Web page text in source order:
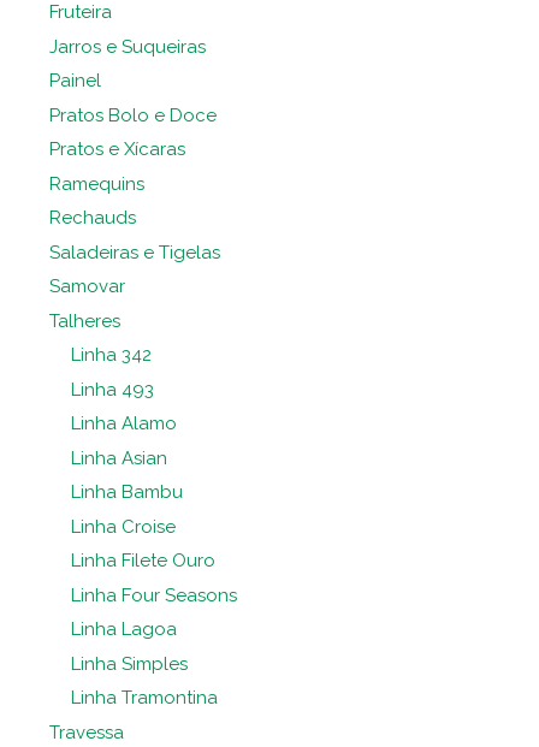
Fruteira
Jarros e Suqueiras
Painel
Pratos Bolo e Doce
Pratos e Xícaras
Ramequins
Rechauds
Saladeiras e Tigelas
Samovar
Talheres
Linha 342
Linha 493
Linha Alamo
Linha Asian
Linha Bambu
Linha Croise
Linha Filete Ouro
Linha Four Seasons
Linha Lagoa
Linha Simples
Linha Tramontina
Travessa